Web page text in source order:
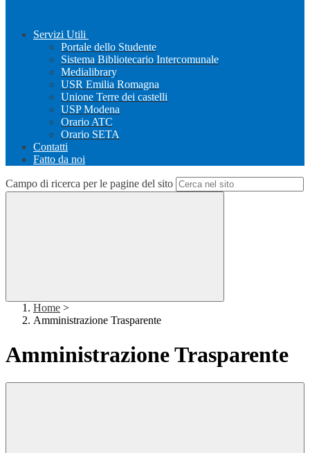
Servizi Utili
Portale dello Studente
Sistema Bibliotecario Intercomunale
Medialibrary
USR Emilia Romagna
Unione Terre dei castelli
USP Modena
Orario ATC
Orario SETA
Contatti
Fatto da noi
Campo di ricerca per le pagine del sito
Home >
Amministrazione Trasparente
Amministrazione Trasparente